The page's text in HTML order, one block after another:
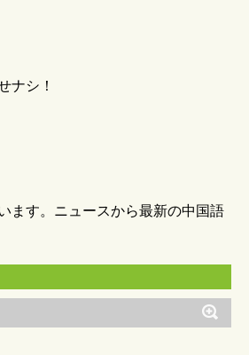
ナシ！
ます。ニュースから最新の中国語